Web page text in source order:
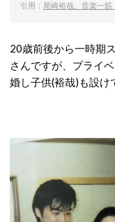
引用： 尾崎裕哉、音楽一筋
20歳前後から一時期
さんですが、プライ
婚し子供(裕哉)も設け